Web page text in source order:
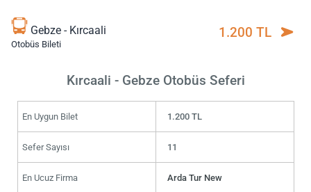
Gebze - Kırcaali
Otobüs Bileti
1.200 TL
Kırcaali - Gebze Otobüs Seferi
En Uygun Bilet 1.200 TL
Sefer Sayısı 11
En Ucuz Firma Arda Tur New